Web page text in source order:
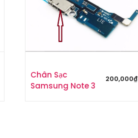
Chân Sạc
Samsung Note 3
200,000₫